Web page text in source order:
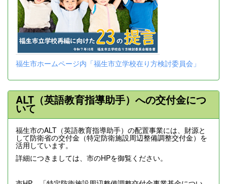
福生市ホームページ内「福生市立学校在り方検討委員会」
ALT（英語教育指導助手）への交付金につ
いて
福生市のALT（英語教育指導助手）の配置事業には、財源と
して防衛省の交付金（特定防衛施設周辺整備調整交付金）を
活用しています。
詳細につきましては、市のHPを御覧ください。